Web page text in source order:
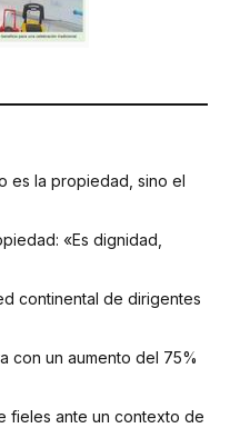
es la propiedad, sino el
«Es dignidad,
continental de dirigentes
con un aumento del 75%
fieles ante un contexto de